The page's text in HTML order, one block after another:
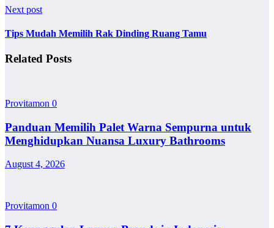
Next post
Tips Mudah Memilih Rak Dinding Ruang Tamu
Related Posts
Provitamon 0
Panduan Memilih Palet Warna Sempurna untuk
Menghidupkan Nuansa Luxury Bathrooms
August 4, 2026
Provitamon 0